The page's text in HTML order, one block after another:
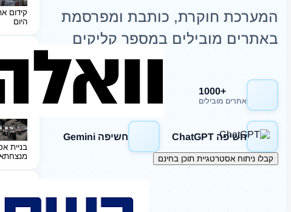
קידום
היום
בניית
מנצחת
המערכת חוקרת, כותבת ומפרסמת
באתרים מובילים במספר קליקים
+1000
אתרים מובילים
חשיפה Google
חשיפה ChatGPT חשיפה Gemini
קבלו ניתוח אסטרטגיית תוכן בחינם